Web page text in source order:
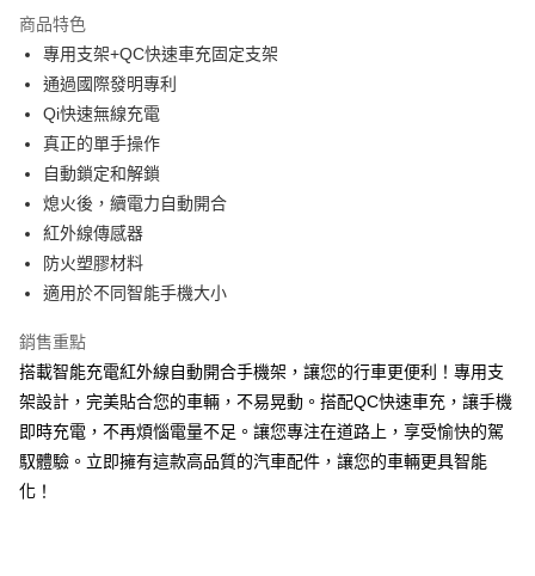
臺灣中小企業銀行
匯豐（台灣）商業銀行
聯邦商業銀行
元大商業銀行
玉山商業銀行
台灣樂天信用卡公司
Apple Pay
街口支付
悠遊付
Google Pay
全盈+PAY
ATM付款
全家取貨付款
每筆NT$60，滿NT$699(含以上)免運費
線上付款後全家取貨
每筆NT$60，滿NT$699(含以上)免運費
7-11取貨付款
商品特色
專用支架+QC快速車充固定支架
通過國際發明專利
Qi快速無線充電
真正的單手操作
自動鎖定和解鎖
熄火後，續電力自動開合
紅外線傳感器
防火塑膠材料
適用於不同智能手機大小
銷售重點
搭載智能充電紅外線自動開合手機架，讓您的行車更便利！專用支
架設計，完美貼合您的車輛，不易晃動。搭配QC快速車充，讓手機
即時充電，不再煩惱電量不足。讓您專注在道路上，享受愉快的駕
馭體驗。立即擁有這款高品質的汽車配件，讓您的車輛更具智能
化！